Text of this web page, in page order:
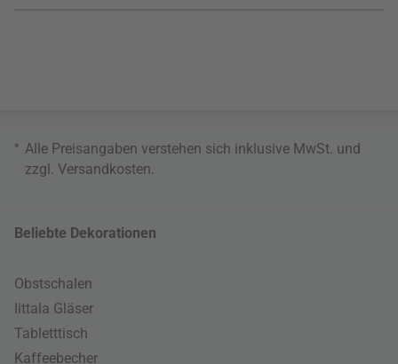
* Alle Preisangaben verstehen sich inklusive MwSt. und
zzgl. Versandkosten
Beliebte Dekorationen
Obstschalen
Iittala Gläser
Tabletttisch
Kaffeebecher